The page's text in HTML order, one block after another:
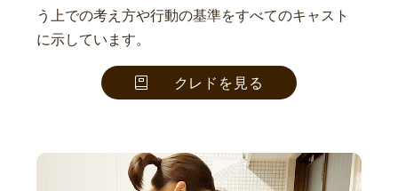
う上での考え方や行動の基準をすべてのキャスト
に示しています。
クレドを見る